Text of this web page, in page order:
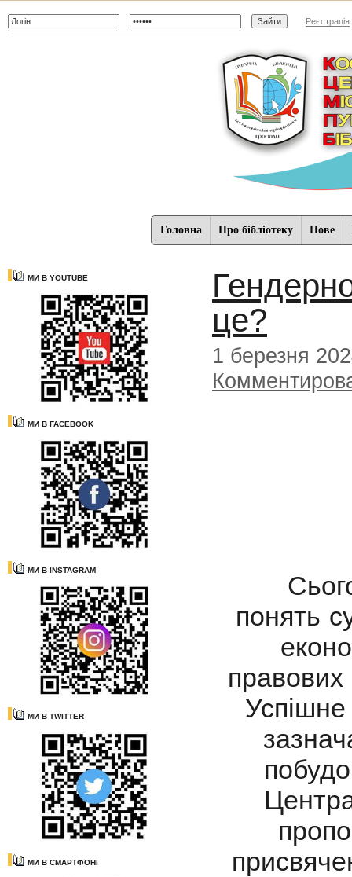
Реєстрація
Головна Про бібліотеку Нове
МИ В YOUTUBE
МИ В FACEBOOK
МИ В INSTAGRAM
МИ В TWITTER
МИ В СМАРТФОНІ
це?
1 березня
понять